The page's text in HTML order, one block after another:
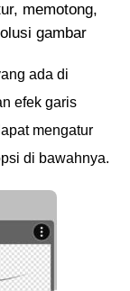
memotong,
gambar
ada di
efek garis
mengatur
di bawahnya.